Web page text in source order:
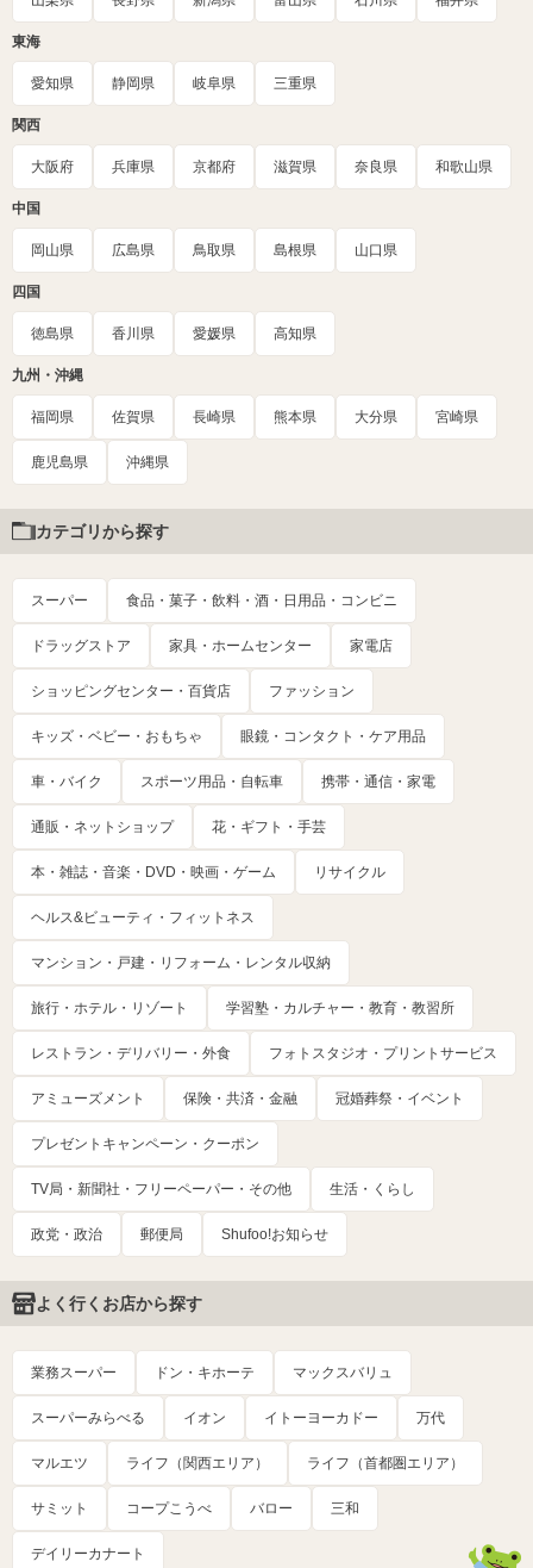
東海
愛知県 静岡県 岐阜県 三重県
関西
大阪府 兵庫県 京都府 滋賀県 奈良県 和歌山県
中国
岡山県 広島県 鳥取県 島根県 山口県
四国
徳島県 香川県 愛媛県 高知県
九州・沖縄
福岡県 佐賀県 長崎県 熊本県 大分県 宮崎県
鹿児島県 沖縄県
カテゴリから探す
スーパー 食品・菓子・飲料・酒・日用品・コンビニ
ドラッグストア 家具・ホームセンター 家電店
ショッピングセンター・百貨店 ファッション
キッズ・ベビー・おもちゃ 眼鏡・コンタクト・ケア用品
車・バイク スポーツ用品・自転車 携帯・通信・家電
通販・ネットショップ 花・ギフト・手芸
本・雑誌・音楽・DVD・映画・ゲーム リサイクル
ヘルス&ビューティ・フィットネス
マンション・戸建・リフォーム・レンタル収納
旅行・ホテル・リゾート 学習塾・カルチャー・教育・教習所
レストラン・デリバリー・外食 フォトスタジオ・プリントサービス
アミューズメント 保険・共済・金融 冠婚葬祭・イベント
プレゼントキャンペーン・クーポン
TV局・新聞社・フリーペーパー・その他 生活・くらし
政党・政治 郵便局 Shufoo!お知らせ
よく行くお店から探す
業務スーパー ドン・キホーテ マックスバリュ
スーパーみらべる イオン イトーヨーカドー 万代
マルエツ ライフ（関西エリア） ライフ（首都圏エリア）
サミット コープこうべ バロー 三和
デイリーカナート